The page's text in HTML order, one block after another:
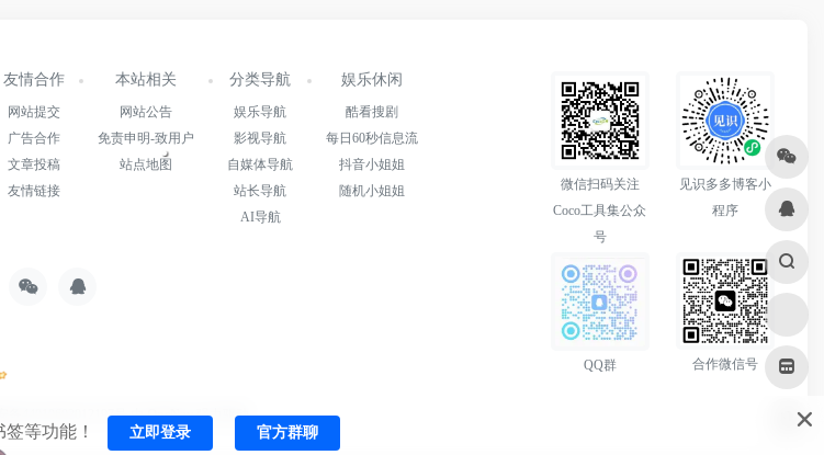
友情合作
网站提交
广告合作
文章投稿
友情链接
本站相关
网站公告
免责申明-致用户
站点地图
分类导航
娱乐导航
影视导航
自媒体导航
站长导航
AI导航
娱乐休闲
酷看搜剧
每日60秒信息流
抖音小姐姐
随机小姐姐
微信扫码关注
Coco工具集公众
号
见识多多博客小
程序
QQ群 合作微信号
备44010602012197号由OneNav强力驱动
等功能！ 立即登录 官方群聊